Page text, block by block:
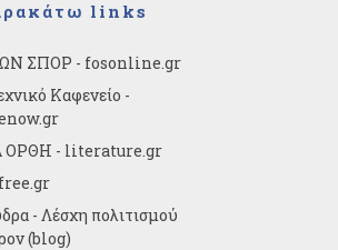
links
ΣΠΟΡ - fosonline.gr
Καφενείο -
ΟΡΘΗ - literature.gr
- Λέσχη πολιτισμού
(blog)